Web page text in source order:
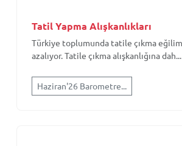
Tatil Yapma Alışkanlıkları
Türkiye toplumunda tatile çıkma
azalıyor. Tatile çıkma alışkanlığına dah...
Haziran'26 Barometre...